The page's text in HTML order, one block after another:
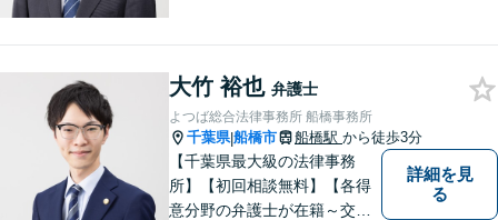
大竹 裕也 弁護士
よつば総合法律事務所 船橋事務所
千葉県|船橋市 船橋駅 から徒歩3分
【千葉県最大級の法律事務
所】【初回相談無料】【各得
意分野の弁護士が在籍～交通
詳細を見
る